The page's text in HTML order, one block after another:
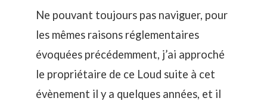
Ne pouvant toujours pas naviguer, pour
les mêmes raisons réglementaires
évoquées précédemment, j’ai approché
le propriétaire de ce Loud suite à cet
évènement il y a quelques années, et il